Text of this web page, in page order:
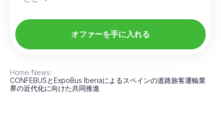
オファーを手に入れる
Home/News/
CONFEBUSとExpoBus Iberiaによるスペインの道路旅客運輸業
界の近代化に向けた共同推進